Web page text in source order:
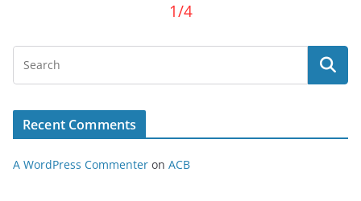
1/4
Recent Comments
A WordPress Commenter on ACB